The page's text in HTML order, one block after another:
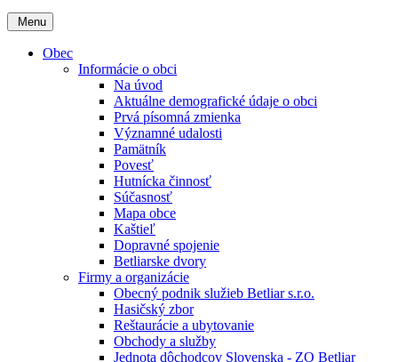
Menu
Obec
Informácie o obci
Na úvod
Aktuálne demografické údaje o obci
Prvá písomná zmienka
Významné udalosti
Pamätník
Povesť
Hutnícka činnosť
Súčasnosť
Mapa obce
Kaštieľ
Dopravné spojenie
Betliarske dvory
Firmy a organizácie
Obecný podnik služieb Betliar s.r.o.
Hasičský zbor
Reštaurácie a ubytovanie
Obchody a služby
Jednota dôchodcov Slovenska - ZO Betliar